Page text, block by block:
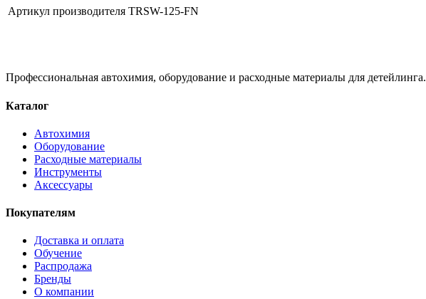
Артикул производителя TRSW-125-FN
Профессиональная автохимия, оборудование и расходные материалы для детейлинга.
Каталог
Автохимия
Оборудование
Расходные материалы
Инструменты
Аксессуары
Покупателям
Доставка и оплата
Обучение
Распродажа
Бренды
О компании